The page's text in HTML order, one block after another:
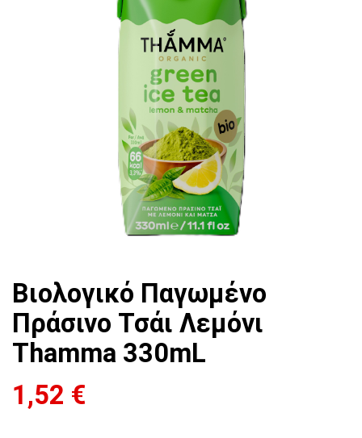
Βιολογικό Παγωμένο
Πράσινο Τσάι Λεμόνι
Thamma 330mL
1,52 €